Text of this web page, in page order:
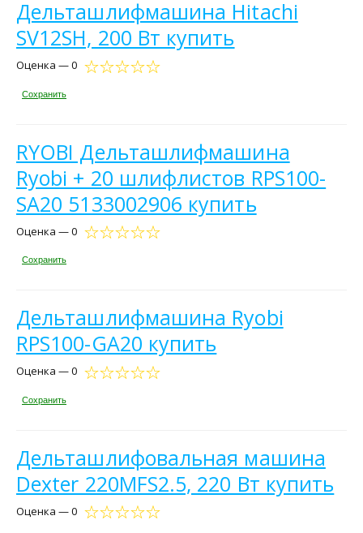
Дельташлифмашина Hitachi
SV12SH, 200 Вт купить
Оценка — 0
Сохранить
RYOBI Дельташлифмашина
Ryobi + 20 шлифлистов RPS100-
SA20 5133002906 купить
Оценка — 0
Сохранить
Дельташлифмашина Ryobi
RPS100-GA20 купить
Оценка — 0
Сохранить
Дельташлифовальная машина
Dexter 220MFS2.5, 220 Вт купить
Оценка — 0